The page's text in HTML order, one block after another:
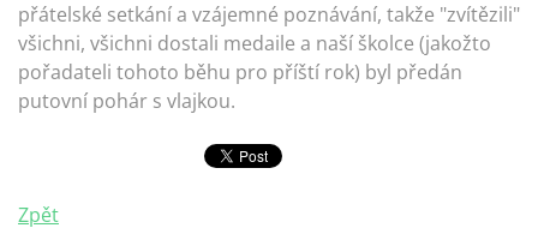
přátelské setkání a vzájemné poznávání, takže "zvítězili"
všichni, všichni dostali medaile a naší školce (jakožto
pořadateli tohoto běhu pro příští rok) byl předán
putovní pohár s vlajkou.
Zpět